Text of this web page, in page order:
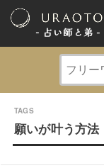
- 占い師と弟 ‐
願いが叶う方法